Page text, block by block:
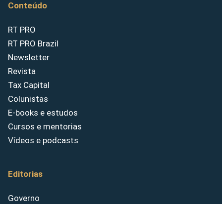
Conteúdo
RT PRO
RT PRO Brazil
Newsletter
Revista
Tax Capital
Colunistas
E-books e estudos
Cursos e mentorias
Vídeos e podcasts
Editorias
Governo